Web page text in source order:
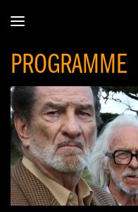
PROGRAMME